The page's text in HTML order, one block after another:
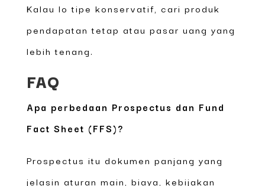
Kalau lo tipe konservatif, cari produk
pendapatan tetap atau pasar uang yang
lebih tenang.
FAQ
Apa perbedaan Prospectus dan Fund
Fact Sheet (FFS)?
Prospectus itu dokumen panjang yang
jelasin aturan main, biaya, kebijakan